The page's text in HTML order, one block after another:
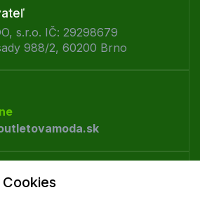
s.r.o. IČ: 29298679
988/2, 60200 Brno
Cookies